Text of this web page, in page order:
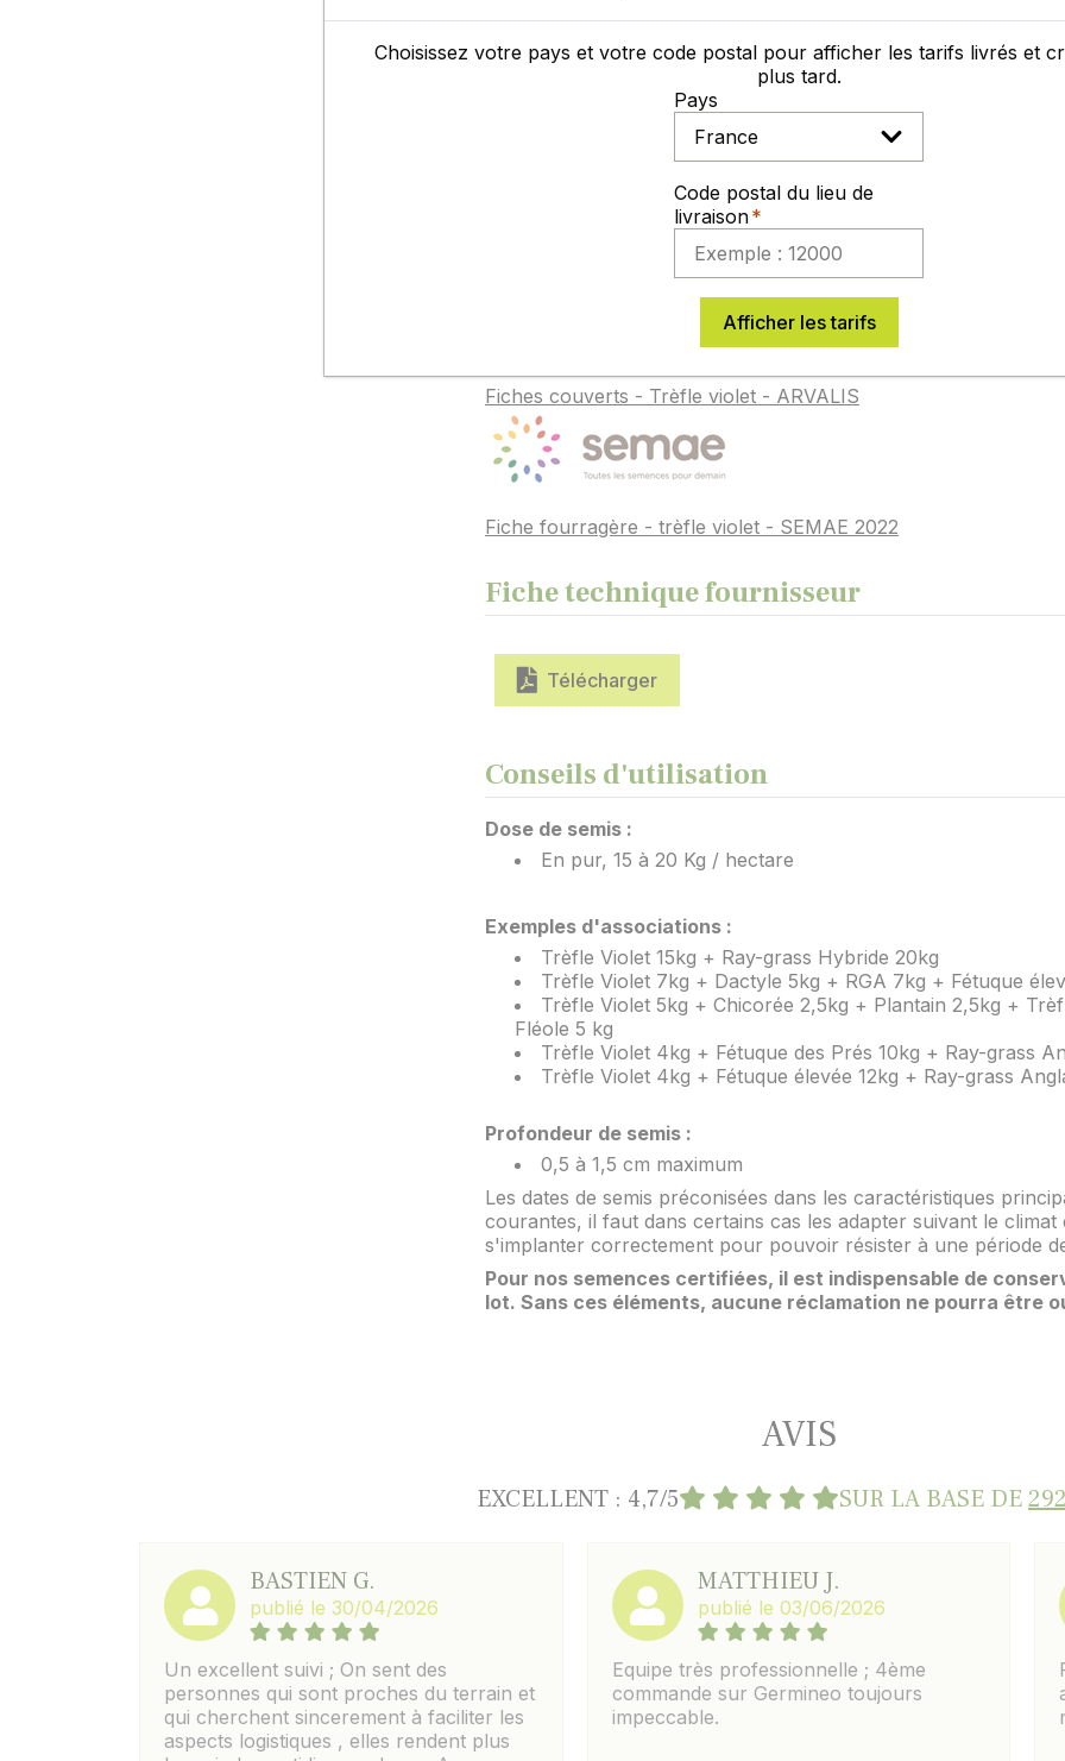
Résistance aux maladies diverses
Bonne
Infos techniques
Fiches couverts - Trèfle violet - ARVALIS
Fiche fourragère - trèfle violet - SEMAE 2022
Fiche technique fournisseur
Télécharger
Conseils d'utilisation
Dose de semis :
En pur, 15 à 20 Kg / hectare
Exemples d'associations :
Trèfle Violet 15kg + Ray-grass Hybride 20kg
Trèfle Violet 7kg + Dactyle 5kg + RGA 7kg + Fétuque
Trèfle Violet 5kg + Chicorée 2,5kg + Plantain 2,5kg +
Fléole 5 kg
Trèfle Violet 4kg + Fétuque des Prés 10kg + Ray-grass
Trèfle Violet 4kg + Fétuque élevée 12kg + Ray-grass
Les dates de semis préconisées dans les caractéristiques
courantes, il faut dans certains cas les adapter suivant le
s'implanter correctement pour pouvoir résister à une période
Pour nos semences certifiées, il est indispensable de
lot. Sans ces éléments, aucune réclamation ne pourra être
AVIS
EXCELLENT : 4,7/5 SUR LA BASE DE
BASTIEN G.
publié le 30/04/2026
Un excellent suivi ; On sent des
personnes qui sont proches du terrain et
qui cherchent sincerement à faciliter les
aspects logistiques , elles rendent plus
MATTHIEU J.
publié le 03/06/2026
Equipe très professionnelle ; 4ème
commande sur Germineo toujours
impeccable.
Choisissez votre pays et votre code postal pour afficher les tarifs livrés et
plus tard.
Pays
Code postal du lieu de
livraison
Afficher les tarifs